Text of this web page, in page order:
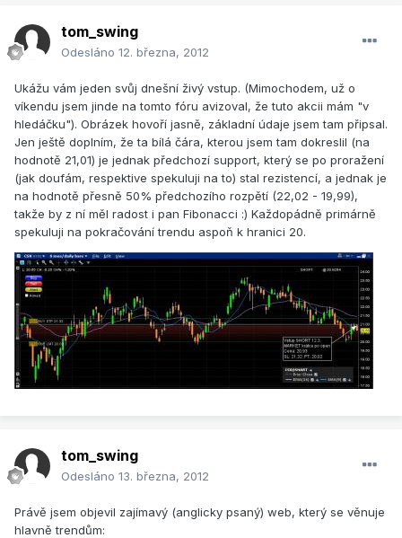
tom_swing
Odesláno 12. března, 2012
Ukážu vám jeden svůj dnešní živý vstup. (Mimochodem, už o
víkendu jsem jinde na tomto fóru avizoval, že tuto akcii mám "v
hledáčku"). Obrázek hovoří jasně, základní údaje jsem tam připsal.
Jen ještě doplním, že ta bílá čára, kterou jsem tam dokreslil (na
hodnotě 21,01) je jednak předchozí support, který se po proražení
(jak doufám, respektive spekuluji na to) stal rezistencí, a jednak je
na hodnotě přesně 50% předchozího rozpětí (22,02 - 19,99),
takže by z ní měl radost i pan Fibonacci :) Každopádně primárně
spekuluji na pokračování trendu aspoň k hranici 20.
tom_swing
Odesláno 13. března, 2012
Právě jsem objevil zajímavý (anglicky psaný) web, který se věnuje
hlavně trendům: